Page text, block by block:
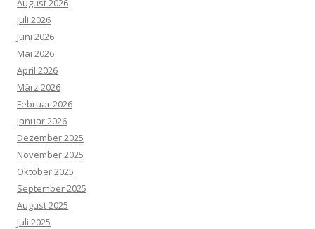
Juli 2026
Juni 2026
Mai 2026
April 2026
März 2026
Februar 2026
Januar 2026
Dezember 2025
November 2025
Oktober 2025
September 2025
August 2025
Juli 2025